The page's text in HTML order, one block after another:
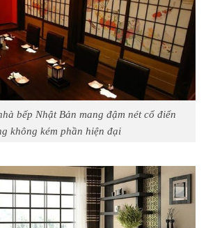
bếp Nhật Bản mang đậm nét cổ điển
không kém phần hiện đại